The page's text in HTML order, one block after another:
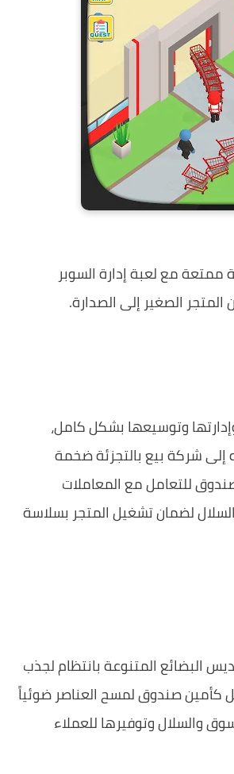
ممتعة مع لعبة إدارة السوبر
الصغير إلى الصدارة.
وتوسيعها بشكل كامل،
إلى شركة بيع بالتجزئة ضخمة
للتعامل مع المعاملات
لضمان تشغيل المتجر بسلاسة
البضائع المتنوعة بانتظام لجذب
كأمين صندوق لمسح العناصر ضوئياً
والسلال وتوفيرها للعملاء